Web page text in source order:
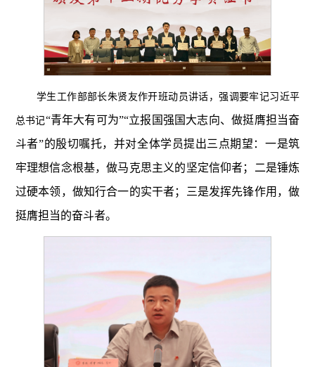
学生工作部部长朱贤友作开班动员讲话，强调要牢记习近平
总书记“青年大有可为”“立报国强国大志向、做挺膺担当奋
斗者”的殷切嘱托，并对全体学员提出三点期望：一是筑
牢理想信念根基，做马克思主义的坚定信仰者；二是锤炼
过硬本领，做知行合一的实干者；三是发挥先锋作用，做
挺膺担当的奋斗者。